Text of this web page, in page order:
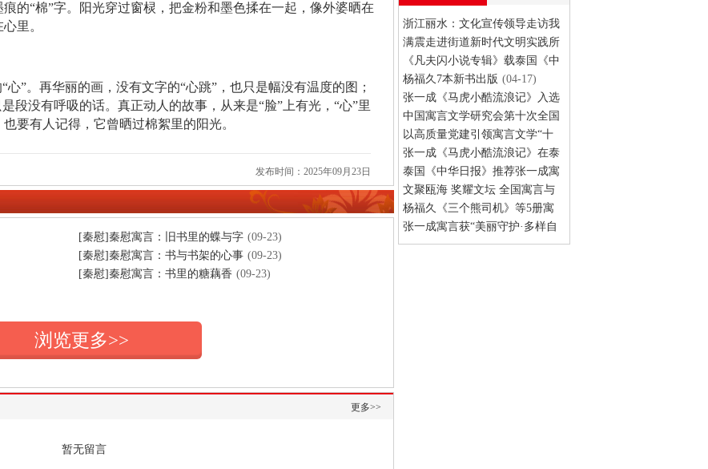
的“棉”字。阳光穿过窗棂，把金粉和墨色揉在一起，像外婆晒在
里。
心”。再华丽的画，没有文字的“心跳”，也只是幅没有温度的图；
段没有呼吸的话。真正动人的故事，从来是“脸”上有光，“心”里
要有人记得，它曾晒过棉絮里的阳光。
发布时间：2025年09月23日
[秦慰]秦慰寓言：旧书里的蝶与字 (09-23)
[秦慰]秦慰寓言：书与书架的心事 (09-23)
[秦慰]秦慰寓言：书里的糖藕香 (09-23)
浏览更多>>
更多>>
暂无留言
浙江丽水：文化宣传领导走访我
会会员张一成 (07-17)
满震走进街道新时代文明实践所
指导少年儿童阅读寓言创作寓言
(04-27)
《凡夫闪小说专辑》载泰国《中
华日报》20260420
(04-20)
杨福久7本新书出版 (04-17)
张一成《马虎小酷流浪记》入选
中国作协海外推介项目 (04-15)
中国寓言文学研究会第十次全国
会员代表大会圆满成功 (04-12)
以高质量党建引领寓言文学“十
五五”新发展 (03-06)
张一成《马虎小酷流浪记》在泰
国纸媒连载 (01-12)
泰国《中华日报》推荐张一成寓
言作品 (12-14)
文聚瓯海 奖耀文坛 全国寓言与
散文界盛会在温州圆满落幕 (11-
04)
杨福久《三个熊司机》等5册寓
言童话故事出版发行 (09-22)
张一成寓言获“美丽守护·多样自
然”活动一等奖 (06-19)